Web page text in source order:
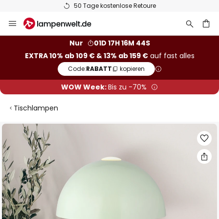
50 Tage kostenlose Retoure
Inhalt
Nur
01D 17H 16M 43S
EXTRA 10% ab 109 € & 13% ab 159 €auf fast alles
Code:RABATT kopieren
WOW Week:Bis zu -70%
Tischlampen
Zum
Ende
der
Bildgalerie
springen